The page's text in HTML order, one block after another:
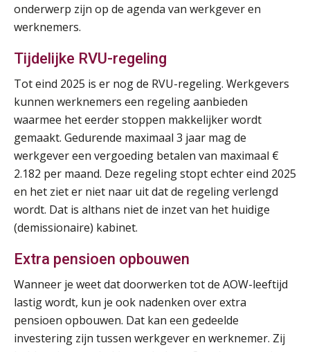
onderwerp zijn op de agenda van werkgever en
werknemers.
Tijdelijke RVU-regeling
Tot eind 2025 is er nog de RVU-regeling. Werkgevers
kunnen werknemers een regeling aanbieden
waarmee het eerder stoppen makkelijker wordt
gemaakt. Gedurende maximaal 3 jaar mag de
werkgever een vergoeding betalen van maximaal €
2.182 per maand. Deze regeling stopt echter eind 2025
en het ziet er niet naar uit dat de regeling verlengd
wordt. Dat is althans niet de inzet van het huidige
(demissionaire) kabinet.
Extra pensioen opbouwen
Wanneer je weet dat doorwerken tot de AOW-leeftijd
lastig wordt, kun je ook nadenken over extra
pensioen opbouwen. Dat kan een gedeelde
investering zijn tussen werkgever en werknemer. Zij
24
24
AUG
Summercourse Update loonheffingen en arbeidsrecht
MOCuitgevers
25
AUG
Summercourse: Kiezen en loslaten & een mindset die kansen ziet en vertrouwen geeft
MOCuitgevers
25
AUG
Summercourse: Een mindset die kansen ziet en vertrouwen geeft
MOCuitgevers
AUG
MOCuitgevers
25
AUG
Summercourse Werkkostenregeling
MOCuitgevers